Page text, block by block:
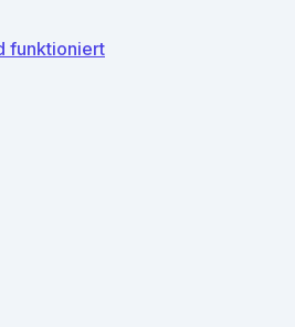
funktioniert